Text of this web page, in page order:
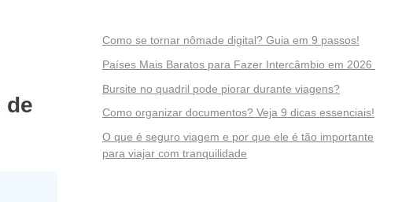
de
Como se tornar nômade digital? Guia em 9 passos!
Países Mais Baratos para Fazer Intercâmbio em 2026
Bursite no quadril pode piorar durante viagens?
Como organizar documentos? Veja 9 dicas essenciais!
O que é seguro viagem e por que ele é tão importante
para viajar com tranquilidade